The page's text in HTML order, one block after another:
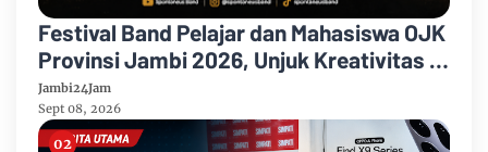
Festival Band Pelajar dan Mahasiswa OJK
Provinsi Jambi 2026, Unjuk Kreativitas di
Taman Banjuran Budayo, Spontaneus
Band Raih Juara 2
Jambi24Jam
Sept 08, 2026